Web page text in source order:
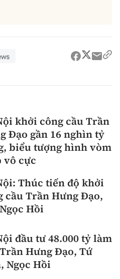
khởi công cầu Trần
Đạo gần 16 nghìn tỷ
biểu tượng hình vòm
vô cực
Thúc tiến độ khởi
cầu Trần Hưng Đạo,
Hồi
đầu tư 48.000 tỷ làm
Hưng Đạo, Tứ
Ngọc Hồi